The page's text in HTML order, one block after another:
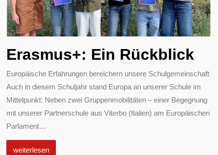
Erasmus+: Ein Rückblick
Europäische Erfahrungen bereichern unsere Schulgemeinschaft
Auch in diesem Schuljahr stand Europa an unserer Schule im
Mittelpunkt: Neben zwei Gruppenmobilitäten – einer Begegnung
mit unserer Partnerschule aus Viterbo (Italien) am Europäischen
Parlament…
weiterlesen